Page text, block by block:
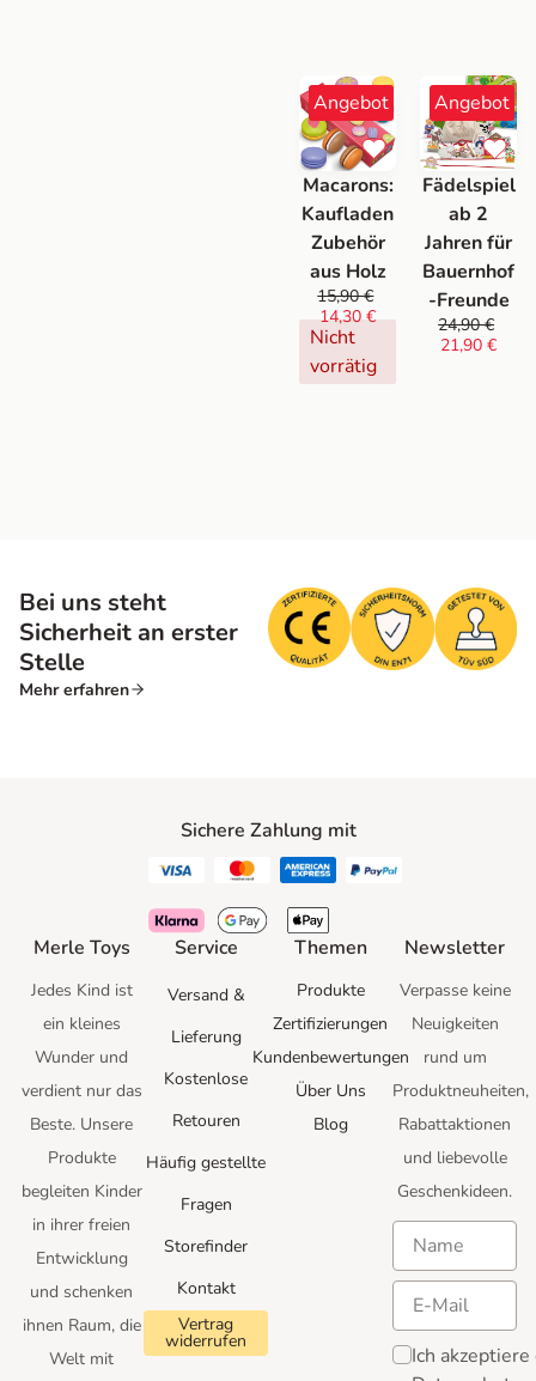
Angebot
Macarons:
Kaufladen
Zubehör
aus Holz
15,90€
14,30€
Nicht
vorrätig
Angebot
Fädelspiel
ab 2
Jahren für
Bauernhof
-Freunde
24,90€
21,90€
Bei uns steht
Sicherheit an erster
Stelle
Mehr erfahren
Sichere Zahlung mit
Merle Toys
Jedes Kind ist
ein kleines
Wunder und
verdient nur das
Beste. Unsere
Produkte
begleiten Kinder
in ihrer freien
Entwicklung
und schenken
ihnen Raum, die
Welt mit
Service
Versand &
Lieferung
Kostenlose
Retouren
Häufig gestellte
Fragen
Storefinder
Kontakt
Vertrag
widerrufen
Themen
Produkte
Zertifizierungen
Kundenbewertungen
Über Uns
Blog
Newsletter
Verpasse keine
Neuigkeiten
rund um
Produktneuheiten,
Rabattaktionen
und liebevolle
Geschenkideen.
Ich akzeptiere